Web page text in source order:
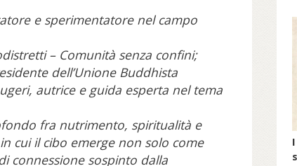
e sperimentatore nel campo
– Comunità senza confini;
dell’Unione Buddhista
autrice e guida esperta nel tema
fra nutrimento, spiritualità e
cui il cibo emerge non solo come
connessione sospinto dalla